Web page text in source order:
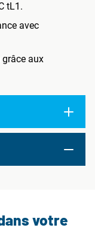
tL1.
avec
aux
votre